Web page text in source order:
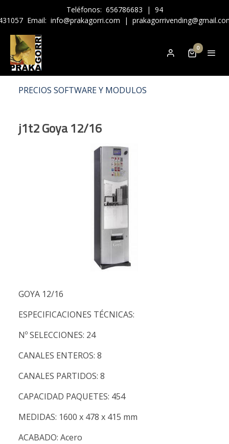
Teléfonos: 656786683 | 94
Email: info@prakagorri.com |
0
PRECIOS SOFTWARE Y MODULOS
j1t2 Goya 12/16
GOYA 12/16
ESPECIFICACIONES TÉCNICAS:
Nº SELECCIONES: 24
CANALES ENTEROS: 8
CANALES PARTIDOS: 8
CAPACIDAD PAQUETES: 454
MEDIDAS: 1600 x 478 x 415 mm
ACABADO: Acero